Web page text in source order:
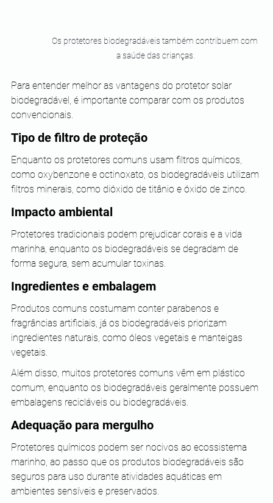
Os protetores biodegradáveis também contribuem com
a saúde das crianças.
Para entender melhor as vantagens do protetor solar
biodegradável, é importante comparar com os produtos
convencionais.
Tipo de filtro de proteção
Enquanto os protetores comuns usam filtros químicos,
como oxybenzone e octinoxato, os biodegradáveis utilizam
filtros minerais, como dióxido de titânio e óxido de zinco.
Impacto ambiental
Protetores tradicionais podem prejudicar corais e a vida
marinha, enquanto os biodegradáveis se degradam de
forma segura, sem acumular toxinas.
Ingredientes e embalagem
Produtos comuns costumam conter parabenos e
fragrâncias artificiais, já os biodegradáveis priorizam
ingredientes naturais, como óleos vegetais e manteigas
vegetais.
Além disso, muitos protetores comuns vêm em plástico
comum, enquanto os biodegradáveis geralmente possuem
embalagens recicláveis ou biodegradáveis.
Adequação para mergulho
Protetores químicos podem ser nocivos ao ecossistema
marinho, ao passo que os produtos biodegradáveis são
seguros para uso durante atividades aquáticas em
ambientes sensíveis e preservados.